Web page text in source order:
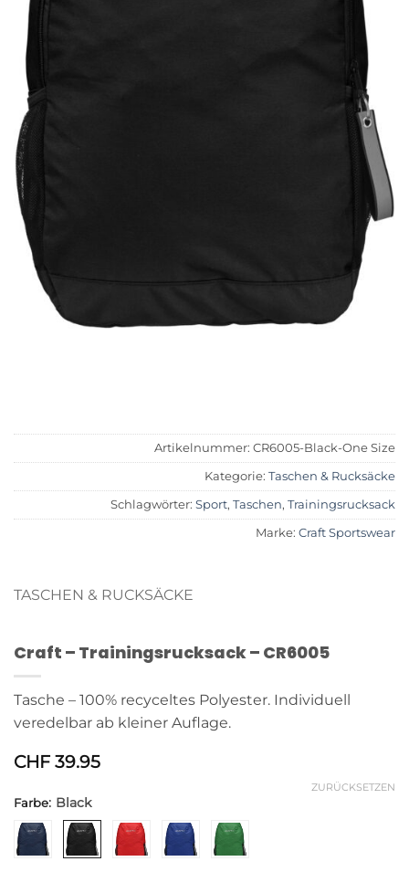
Artikelnummer: CR6005-Black-One Size
Kategorie: Taschen & Rucksäcke
Schlagwörter: Sport, Taschen, Trainingsrucksack
Marke: Craft Sportswear
TASCHEN & RUCKSÄCKE
Craft – Trainingsrucksack – CR6005
Tasche – 100% recyceltes Polyester. Individuell
veredelbar ab kleiner Auflage.
CHF 39.95
Farbe: Black
ZURÜCKSETZEN
Alternative: